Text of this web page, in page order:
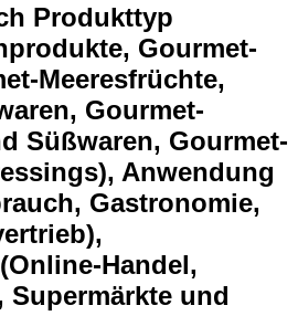
Produkttyp
Gourmet-
Meeresfrüchte,
Gourmet-
Süßwaren, Gourmet-
Anwendung
Gastronomie,
Handel,
Supermärkte und